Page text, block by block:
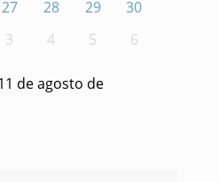
27 28 29
30
3 4 5 6
de agosto de